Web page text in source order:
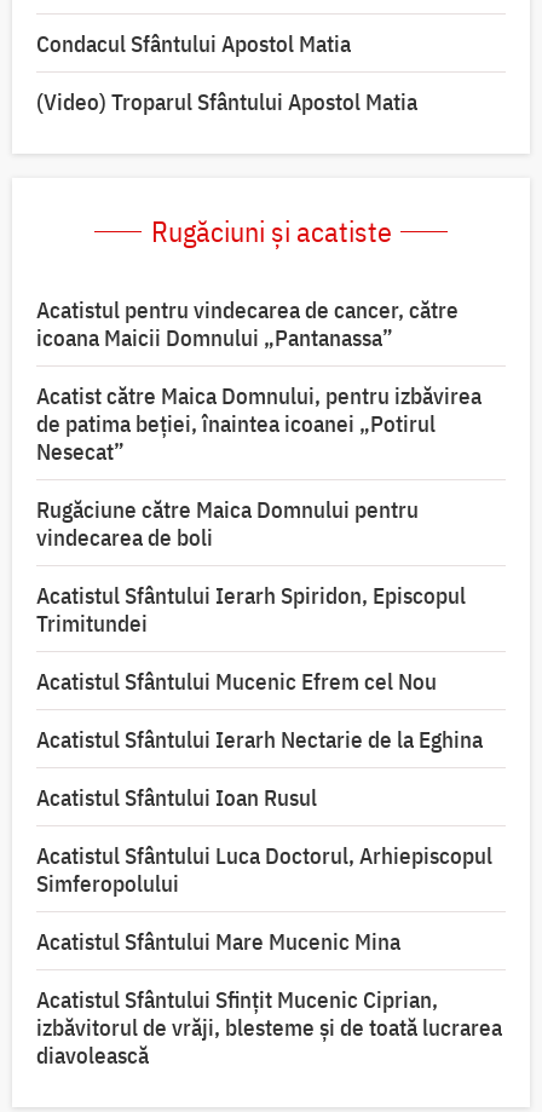
Condacul Sfântului Apostol Matia
(Video) Troparul Sfântului Apostol Matia
Rugăciuni și acatiste
Acatistul pentru vindecarea de cancer, către
icoana Maicii Domnului „Pantanassa”
Acatist către Maica Domnului, pentru izbăvirea
de patima beției, înaintea icoanei „Potirul
Nesecat”
Rugăciune către Maica Domnului pentru
vindecarea de boli
Acatistul Sfântului Ierarh Spiridon, Episcopul
Trimitundei
Acatistul Sfântului Mucenic Efrem cel Nou
Acatistul Sfântului Ierarh Nectarie de la Eghina
Acatistul Sfântului Ioan Rusul
Acatistul Sfântului Luca Doctorul, Arhiepiscopul
Simferopolului
Acatistul Sfântului Mare Mucenic Mina
Acatistul Sfântului Sfințit Mucenic Ciprian,
izbăvitorul de vrăji, blesteme și de toată lucrarea
diavolească